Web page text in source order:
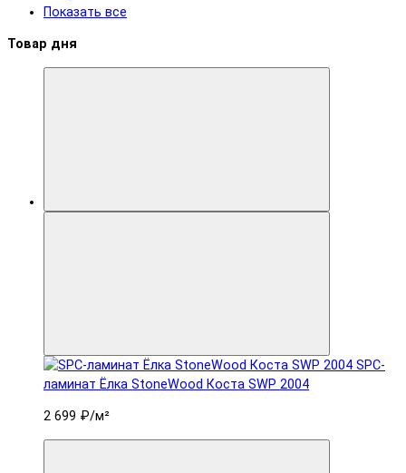
Показать все
Товар дня
SPC-
ламинат Ëлка StoneWood Коста SWP 2004
2 699 ₽/м²